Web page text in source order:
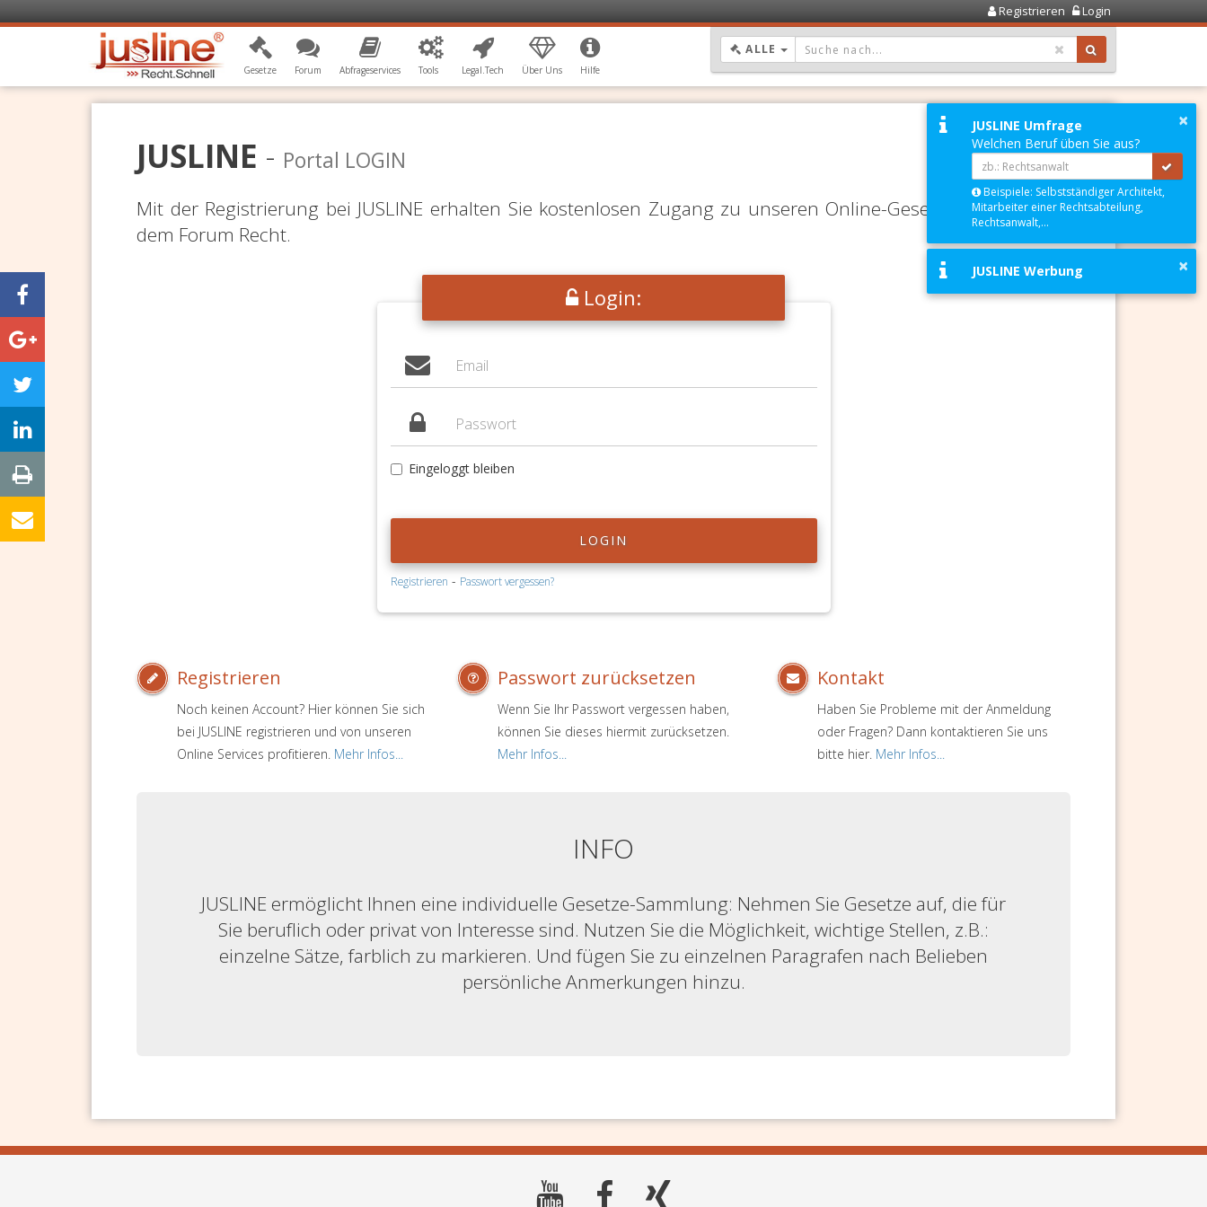
Registrieren Login
Gesetze Forum Abfrageservices Tools Legal.Tech Über Uns Hilfe
ALLE DROPDOWN: GEWÄHLTER WERT IST ALLE
JUSLINE - Portal LOGIN
Mit der Registrierung bei JUSLINE erhalten Sie kostenlosen Zugang zu unseren Online-Gesetze-Services und
dem Forum Recht.
Login:
Eingeloggt bleiben
LOGIN
Registrieren - Passwort vergessen?
Registrieren
Noch keinen Account? Hier können Sie sich
bei JUSLINE registrieren und von unseren
Online Services profitieren. Mehr Infos...
Passwort zurücksetzen
Wenn Sie Ihr Passwort vergessen haben,
können Sie dieses hiermit zurücksetzen.
Mehr Infos...
Kontakt
Haben Sie Probleme mit der Anmeldung
oder Fragen? Dann kontaktieren Sie uns
bitte hier. Mehr Infos...
INFO
JUSLINE ermöglicht Ihnen eine individuelle Gesetze-Sammlung: Nehmen Sie Gesetze auf, die für
Sie beruflich oder privat von Interesse sind. Nutzen Sie die Möglichkeit, wichtige Stellen, z.B.:
einzelne Sätze, farblich zu markieren. Und fügen Sie zu einzelnen Paragrafen nach Belieben
persönliche Anmerkungen hinzu.
×
JUSLINE Umfrage
Welchen Beruf üben Sie aus?
Beispiele: Selbstständiger Architekt,
Mitarbeiter einer Rechtsabteilung,
Rechtsanwalt,...
×
JUSLINE Werbung